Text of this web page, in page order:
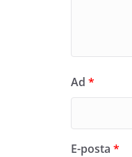
Ad *
E-posta *